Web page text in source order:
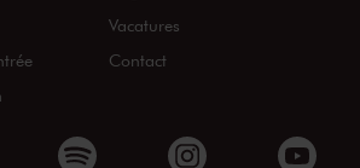
Vacatures
Contact